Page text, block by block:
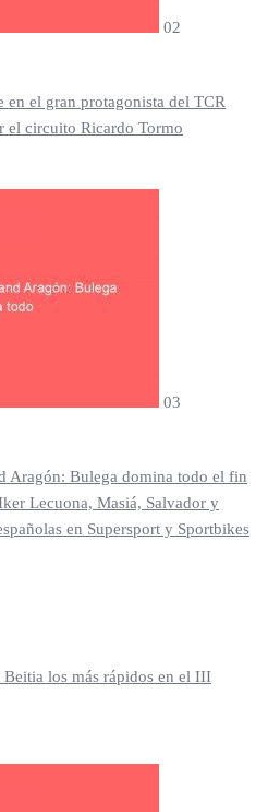
02
en el gran protagonista del TCR
el circuito Ricardo Tormo
03
Aragón: Bulega domina todo el fin
Lecuona, Masiá, Salvador y
en Supersport y Sportbikes
los más rápidos en el III